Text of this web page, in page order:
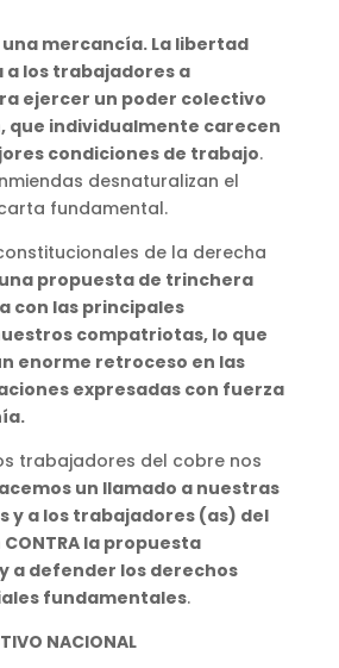
una mercancía. La libertad
a los trabajadores a
ejercer un poder colectivo
que individualmente carecen
condiciones de trabajo.
desnaturalizan el
fundamental.
de la derecha
una propuesta de trinchera
con las principales
compatriotas, lo que
enorme retroceso en las
expresadas con fuerza
trabajadores del cobre nos
un llamado a nuestras
y a los trabajadores (as) del
la propuesta
a defender los derechos
fundamentales.
NACIONAL